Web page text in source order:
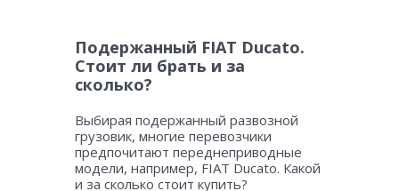
Подержанный FIAT Ducato.
Стоит ли брать и за
сколько?
Выбирая подержанный развозной
грузовик, многие перевозчики
предпочитают переднеприводные
модели, например, FIAT Ducato. Какой
и за сколько стоит купить?